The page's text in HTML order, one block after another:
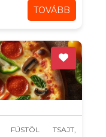
TOVÁBB
TSAJT,